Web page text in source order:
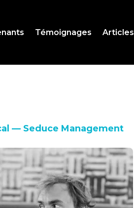
Témoignages Articles
— Seduce Management